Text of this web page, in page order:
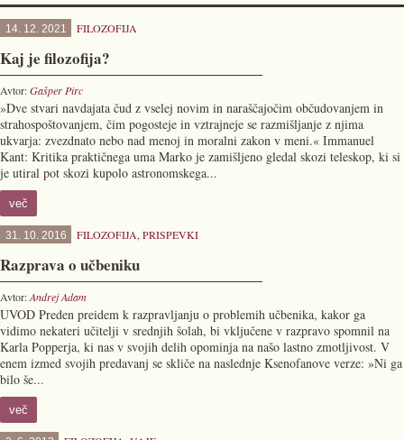
14. 12. 2021 FILOZOFIJA
Kaj je filozofija?
Avtor:Gašper Pirc
»Dve stvari navdajata čud z vselej novim in naraščajočim občudovanjem in
strahospoštovanjem, čim pogosteje in vztrajneje se razmišljanje z njima
ukvarja: zvezdnato nebo nad menoj in moralni zakon v meni.« Immanuel
Kant: Kritika praktičnega uma Marko je zamišljeno gledal skozi teleskop, ki si
je utiral pot skozi kupolo astronomskega...
več
31. 10. 2016 FILOZOFIJA, PRISPEVKI
Razprava o učbeniku
Avtor:Andrej Adam
UVOD Preden preidem k razpravljanju o problemih učbenika, kakor ga
vidimo nekateri učitelji v srednjih šolah, bi vključene v razpravo spomnil na
Karla Popperja, ki nas v svojih delih opominja na našo lastno zmotljivost. V
enem izmed svojih predavanj se skliče na naslednje Ksenofanove verze: »Ni ga
bilo še...
več